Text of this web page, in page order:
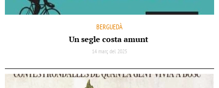
BERGUEDÀ
Un segle costa amunt
14 març del 2025